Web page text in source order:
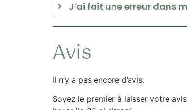
J’ai fait une erreur dans
Avis
Il n’y a pas encore d’avis.
Soyez le premier à laisser votre